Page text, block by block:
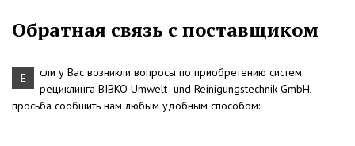
Обратная связь с поставщиком
Е
сли у Вас возникли вопросы по приобретению систем
рециклинга BIBKO Umwelt- und Reinigungstechnik GmbH,
просьба сообщить нам любым удобным способом: